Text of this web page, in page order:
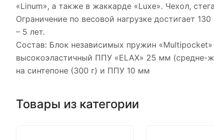
«Linum», а также в жаккарде «Luxe». Чехол,
Ограничение по весовой нагрузке достигает
– 5 лет.
Состав: Блок независимых пружин
высокоэластичный ППУ «ELAX» 25 мм (средне-
на синтепоне (300 г) и ППУ 10 мм
Товары из категории